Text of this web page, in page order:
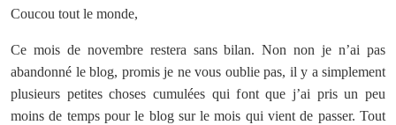
Coucou tout le monde,
Ce mois de novembre restera sans bilan. Non non je n’ai pas
abandonné le blog, promis je ne vous oublie pas, il y a simplement
plusieurs petites choses cumulées qui font que j’ai pris un peu
moins de temps pour le blog sur le mois qui vient de passer. Tout